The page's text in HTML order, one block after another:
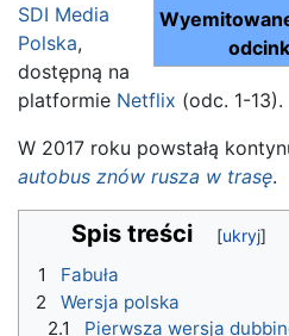
SDI Media
Polska,
dostępną na
platformie Netflix (odc. 1-13).
W 2017 roku powstałą
autobus znów rusza w trasę.
Spis treści
1
Fabuła
2
Wersja polska
2.1
Pierwsza wersja